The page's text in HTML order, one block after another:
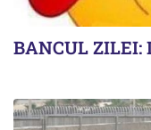
BANCUL ZILEI: